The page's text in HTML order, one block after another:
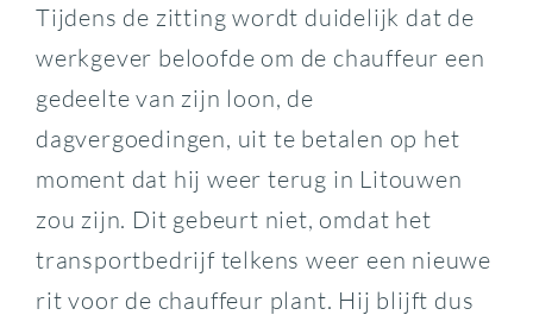
Tijdens de zitting wordt duidelijk dat de
werkgever beloofde om de chauffeur een
gedeelte van zijn loon, de
dagvergoedingen, uit te betalen op het
moment dat hij weer terug in Litouwen
zou zijn. Dit gebeurt niet, omdat het
transportbedrijf telkens weer een nieuwe
rit voor de chauffeur plant. Hij blijft dus